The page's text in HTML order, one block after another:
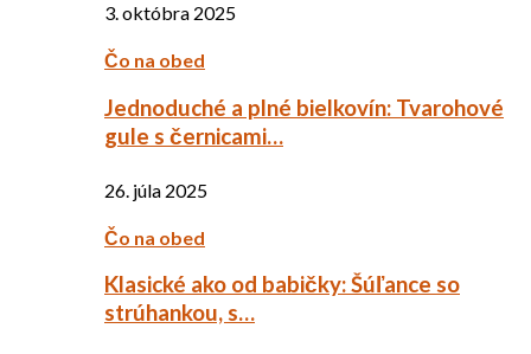
3. októbra 2025
Čo na obed
Jednoduché a plné bielkovín: Tvarohové
gule s černicami…
26. júla 2025
Čo na obed
Klasické ako od babičky: Šúľance so
strúhankou, s…